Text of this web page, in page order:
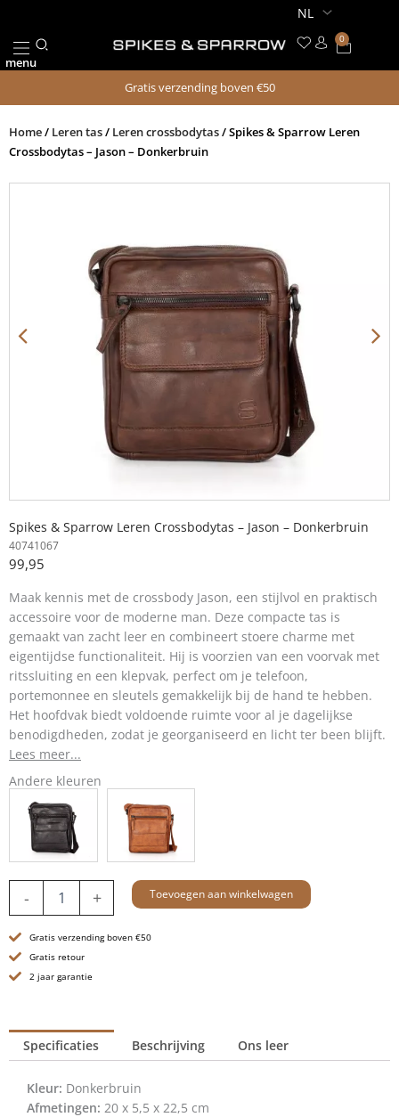
de
inhoud
menu
0
Gratis verzending boven €50
Home/ Leren tas/ Leren crossbodytas/ Spikes & Sparrow Leren
Crossbodytas – Jason – Donkerbruin
Spikes & Sparrow Leren Crossbodytas – Jason – Donkerbruin
40741067
99,95
Maak kennis met de crossbody Jason, een stijlvol en praktisch
accessoire voor de moderne man. Deze compacte tas is
gemaakt van zacht leer en combineert stoere charme met
eigentijdse functionaliteit. Hij is voorzien van een voorvak met
ritssluiting en een klepvak, perfect om je telefoon,
portemonnee en sleutels gemakkelijk bij de hand te hebben.
Het hoofdvak biedt voldoende ruimte voor al je dagelijkse
benodigdheden, zodat je georganiseerd en licht ter been blijft.
Lees meer...
Andere kleuren
-
Crossbodytas
Jason
-
Donkerbruin
+ Toevoegen aan winkelwagen
Gratis verzending boven €50
Gratis retour
2 jaar garantie
Specificaties Beschrijving Ons leer
Kleur: Donkerbruin
Afmetingen: 20 x 5,5 x 22,5 cm